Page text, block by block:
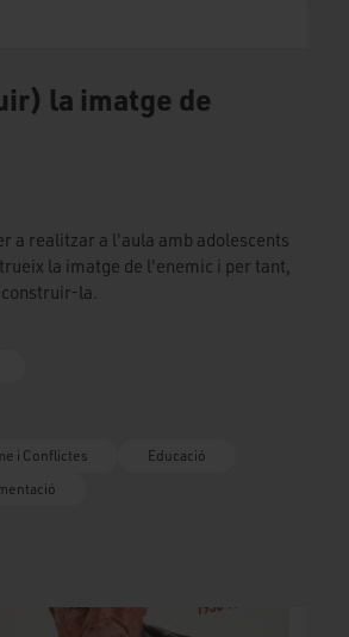
la imatge de
a realitzar a l'aula amb adolescents
la imatge de l'enemic i per tant,
la.
i Conflictes
Educació